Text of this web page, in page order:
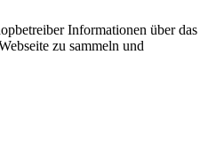
Informationen über das
zu sammeln und